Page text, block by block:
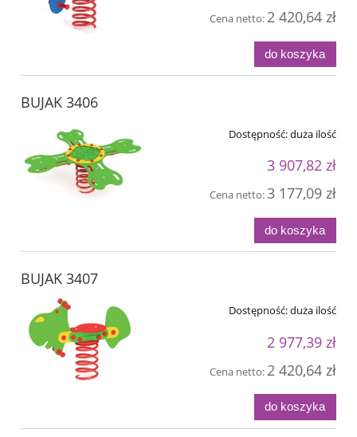
Cena netto: 2 420,64 zł
do koszyka
BUJAK 3406
Dostępność:duża ilość
3 907,82 zł
Cena netto:3 177,09 zł
do koszyka
BUJAK 3407
Dostępność:duża ilość
2 977,39 zł
Cena netto: 2 420,64 zł
do koszyka